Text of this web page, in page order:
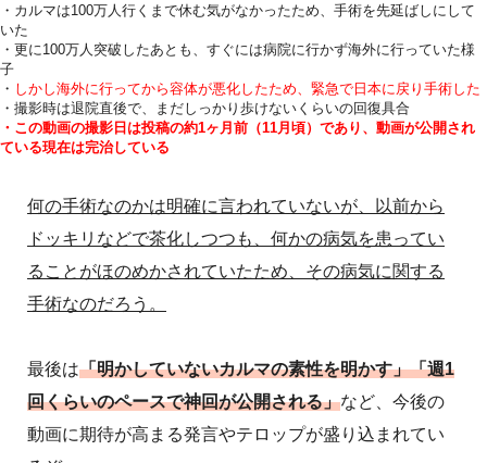
・カルマは100万人行くまで休む気がなかったため、手術を先延ばしにして
いた
・更に100万人突破したあとも、すぐには病院に行かず海外に行っていた様
子
・ しかし海外に行ってから容体が悪化したため、緊急で日本に戻り手術した
・撮影時は退院直後で、まだしっかり歩けないくらいの回復具合
・この動画の撮影日は投稿の約1ヶ月前（11月頃）であり、動画が公開され
ている現在は完治している
何の手術なのかは明確に言われていないが、以前から
ドッキリなどで茶化しつつも、何かの病気を患ってい
ることがほのめかされていたため、その病気に関する
手術なのだろう。
最後は「明かしていないカルマの素性を明かす」「週1
回くらいのペースで神回が公開される」など、今後の
動画に期待が高まる発言やテロップが盛り込まれてい